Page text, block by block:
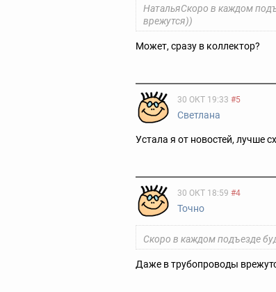
НатальяСкоро в каждом
врежутся))
Может, сразу в коллектор?
30 ОКТ 19:33 #5
Светлана
Устала я от новостей, лучше
30 ОКТ 18:59 #4
Точно
Скоро в каждом подъезде
Даже в трубопроводы